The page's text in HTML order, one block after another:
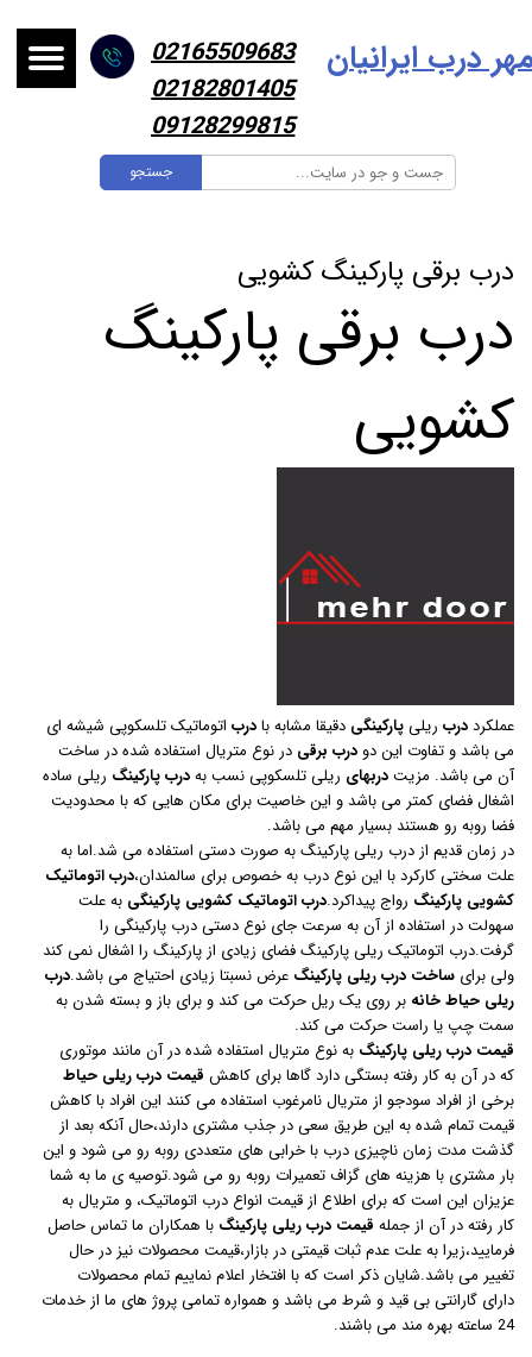
جستجو
درب ایرانیان
02165509683
02182801405
09128299815
درب برقی پارکینگ کشویی
درب برقی پارکینگ
کشویی
عملکرددرب ریلیپارکینگی دقیقا مشابه بادرب اتوماتیک تلسکوپی شیشه ای
می باشد و تفاوت این دودرب برقی در نوع متریال استفاده شده در ساخت
آن می باشد. مزیتدربهای ریلی تلسکوپی نسب بهدرب پارکینگ ریلی ساده
اشغال فضای کمتر می باشد و این خاصیت برای مکان هایی که با محدودیت
فضا روبه رو هستند بسیار مهم می باشد.
در زمان قدیم از درب ریلی پارکینگ به صورت دستی استفاده می شد.اما به
علت سختی کارکرد با این نوع درب به خصوص برای سالمندان،درباتوماتیک
کشویی پارکینگ رواج پیداکرد.درب اتوماتیک کشویی پارکینگی به علت
سهولت در استفاده از آن به سرعت جای نوع دستی درب پارکینگی را
گرفت.درب اتوماتیک ریلی پارکینگ فضای زیادی از پارکینگ را اشغال نمی کند
ولی برای ساخت درب ریلی پارکینگ عرض نسبتا زیادی احتیاج می باشد.درب
ریلی حیاط خانه بر روی یک ریل حرکت می کند و برای باز و بسته شدن به
سمت چپ یا راست حرکت می کند.
قیمت درب ریلی پارکینگ به نوع متریال استفاده شده در آن مانند موتوری
که در آن به کار رفته بستگی دارد گاها برای کاهش قیمت دربریلی حیاط
برخی از افراد سودجو از متریال نامرغوب استفاده می کنند این افراد با کاهش
قیمت تمام شده به این طریق سعی در جذب مشتری دارند،حال آنکه بعد از
گذشت مدت زمان ناچیزی درب با خرابی های متعددی روبه رو می شود و این
بار مشتری با هزینه های گزاف تعمیرات روبه رو می شود.توصیه ی ما به شما
عزیزان این است که برای اطلاع از قیمت انواع درب اتوماتیک، و متریال به
کار رفته در آن از جمله قیمت درب ریلی پارکینگ با همکاران ما تماس حاصل
فرمایید،زیرا به علت عدم ثبات قیمتی در بازار،قیمت محصولات نیز در حال
تغییر می باشد.شایان ذکر است که با افتخار اعلام نماییم تمام محصولات
دارای گارانتی بی قید و شرط می باشد و همواره تمامی پروژ های ما از خدمات
24 ساعته بهره مند می باشند.